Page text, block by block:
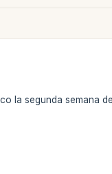
la segunda semana